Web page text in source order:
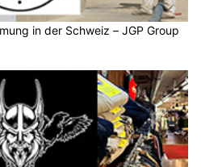
in der Schweiz – JGP Group